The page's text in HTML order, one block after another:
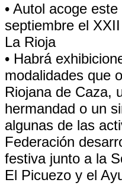
• Autol acoge
septiembre el
La Rioja
• Habrá
modalidades que
Riojana de Caza,
hermandad o un
algunas de las
Federación
festiva junto a la
El Picuezo y el